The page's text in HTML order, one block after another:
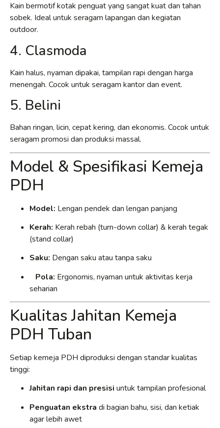
Kain bermotif kotak penguat yang sangat kuat dan tahan
sobek. Ideal untuk seragam lapangan dan kegiatan
outdoor.
4. Clasmoda
Kain halus, nyaman dipakai, tampilan rapi dengan harga
menengah. Cocok untuk seragam kantor dan event.
5. Belini
Bahan ringan, licin, cepat kering, dan ekonomis. Cocok untuk
seragam promosi dan produksi massal.
Model & Spesifikasi Kemeja
PDH
Model: Lengan pendek dan lengan panjang
Kerah: Kerah rebah (turn-down collar) & kerah tegak
(stand collar)
Saku: Dengan saku atau tanpa saku
Pola: Ergonomis, nyaman untuk aktivitas kerja
seharian
Kualitas Jahitan Kemeja
PDH Tuban
Setiap kemeja PDH diproduksi dengan standar kualitas
tinggi:
Jahitan rapi dan presisi untuk tampilan profesional
Penguatan ekstra di bagian bahu, sisi, dan ketiak
agar lebih awet